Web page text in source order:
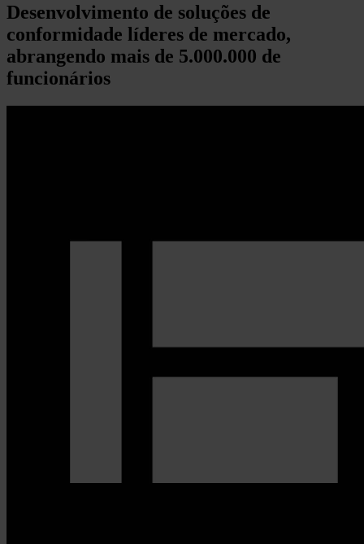
Desenvolvimento de soluções de
conformidade líderes de mercado,
abrangendo mais de 5.000.000 de
funcionários